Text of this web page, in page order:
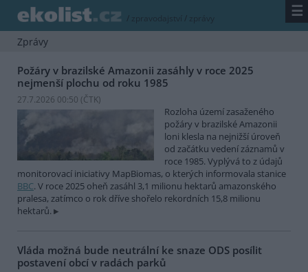
/ zpravodajství / zprávy ☰
Zprávy
Požáry v brazilské Amazonii zasáhly v roce 2025
nejmenší plochu od roku 1985
27.7.2026 00:50 (ČTK)
Rozloha území zasaženého
požáry v brazilské Amazonii
loni klesla na nejnižší úroveň
od začátku vedení záznamů v
roce 1985. Vyplývá to z údajů
monitorovací iniciativy MapBiomas, o kterých informovala stanice
BBC. V roce 2025 oheň zasáhl 3,1 milionu hektarů amazonského
pralesa, zatímco o rok dříve shořelo rekordních 15,8 milionu
hektarů.
Vláda možná bude neutrální ke snaze ODS posílit
postavení obcí v radách parků